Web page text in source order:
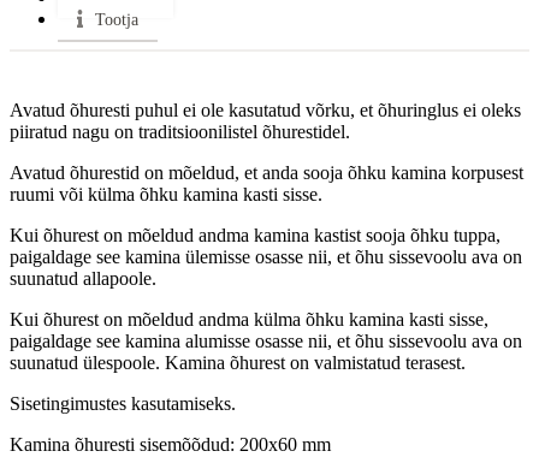
Tootja
Avatud õhuresti puhul ei ole kasutatud võrku, et õhuringlus ei oleks
piiratud nagu on traditsioonilistel õhurestidel.
Avatud õhurestid on mõeldud, et anda sooja õhku kamina korpusest
ruumi või külma õhku kamina kasti sisse.
Kui õhurest on mõeldud andma kamina kastist sooja õhku tuppa,
paigaldage see kamina ülemisse osasse nii, et õhu sissevoolu ava on
suunatud allapoole.
Kui õhurest on mõeldud andma külma õhku kamina kasti sisse,
paigaldage see kamina alumisse osasse nii, et õhu sissevoolu ava on
suunatud ülespoole. Kamina õhurest on valmistatud terasest.
Sisetingimustes kasutamiseks.
Kamina õhuresti sisemõõdud: 200x60 mm